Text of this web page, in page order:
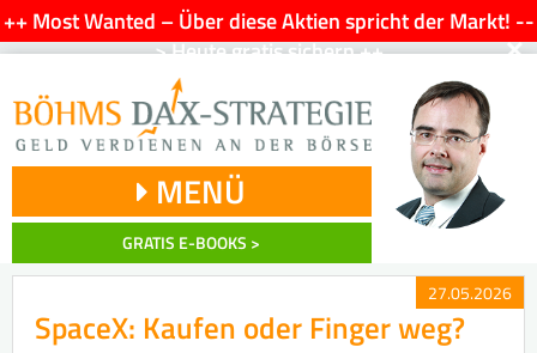
++ Most Wanted – Über diese Aktien spricht der Markt! --
> Heute gratis sichern ++
×
MENÜ
GRATIS E-BOOKS >
27.05.2026
SpaceX: Kaufen oder Finger weg?